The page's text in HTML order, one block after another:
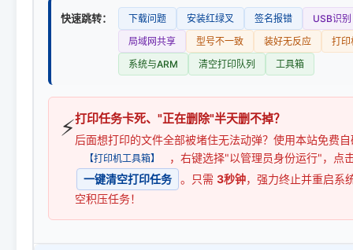
快速跳转： 下载问题 安装红绿叉 签名报错
USB识别
局域网共享
型号不一致 装好无反应
打印
系统与ARM
清空打印队列 工具箱
⚡打印任务卡死、"正在删除"半天删不掉？
后面想打印的文件全部被堵住无法动弹？使用本站免费
【打印机工具箱】
，右键选择"以管理员身份运行"，点
一键清空打印任务
。只需 3秒钟，强力终止并重启系
空积压任务！